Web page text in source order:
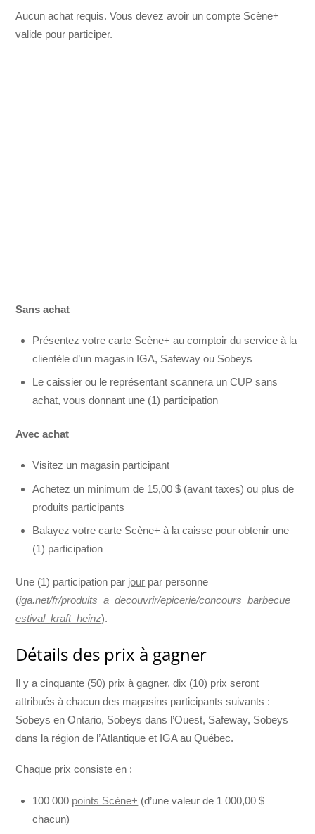
Aucun achat requis. Vous devez avoir un compte Scène+
valide pour participer.
Sans achat
Présentez votre carte Scène+ au comptoir du service à la
clientèle d’un magasin IGA, Safeway ou Sobeys
Le caissier ou le représentant scannera un CUP sans
achat, vous donnant une (1) participation
Avec achat
Visitez un magasin participant
Achetez un minimum de 15,00 $ (avant taxes) ou plus de
produits participants
Balayez votre carte Scène+ à la caisse pour obtenir une
(1) participation
Une (1) participation par jour par personne
(iga.net/fr/produits_a_decouvrir/epicerie/concours_barbecue_
estival_kraft_heinz).
Détails des prix à gagner
Il y a cinquante (50) prix à gagner, dix (10) prix seront
attribués à chacun des magasins participants suivants :
Sobeys en Ontario, Sobeys dans l’Ouest, Safeway, Sobeys
dans la région de l’Atlantique et IGA au Québec.
Chaque prix consiste en :
100 000 points Scène+ (d’une valeur de 1 000,00 $
chacun)